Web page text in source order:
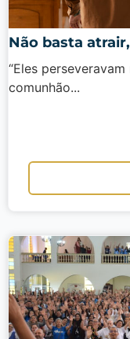
Não basta
“Eles
comunhão...